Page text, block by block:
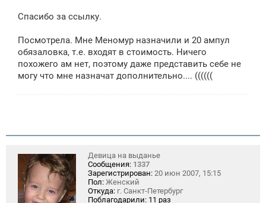
Спасибо за ссылку.
Посмотрела. Мне Меномур назначили и 20 ампул
обязаловка, т.е. входят в стоимость. Ничего
похожего ам нет, поэтому даже представить себе не
могу что мне назначат дополнительно.... ((((((
Девица на выданье
Сообщения: 1337
Зарегистрирован: 20 июн 2007, 15:15
Пол: Женский
Откуда: г. Санкт-Петербург
Поблагодарили: 11 раз